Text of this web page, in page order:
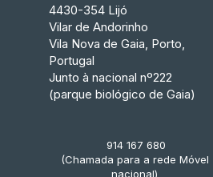
4430-354 Lijó
Vilar de Andorinho
Vila Nova de Gaia, Porto,
Portugal
Junto à nacional nº222
(parque biológico de Gaia)
914 167 680
(Chamada para a rede Móvel
nacional)